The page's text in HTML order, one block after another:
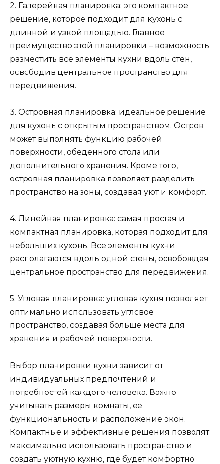
2. Галерейная планировка: это компактное
решение, которое подходит для кухонь с
длинной и узкой площадью. Главное
преимущество этой планировки – возможность
разместить все элементы кухни вдоль стен,
освободив центральное пространство для
передвижения.
3. Островная планировка: идеальное решение
для кухонь с открытым пространством. Остров
может выполнять функцию рабочей
поверхности, обеденного стола или
дополнительного хранения. Кроме того,
островная планировка позволяет разделить
пространство на зоны, создавая уют и комфорт.
4. Линейная планировка: самая простая и
компактная планировка, которая подходит для
небольших кухонь. Все элементы кухни
располагаются вдоль одной стены, освобождая
центральное пространство для передвижения.
5. Угловая планировка: угловая кухня позволяет
оптимально использовать угловое
пространство, создавая больше места для
хранения и рабочей поверхности.
Выбор планировки кухни зависит от
индивидуальных предпочтений и
потребностей каждого человека. Важно
учитывать размеры комнаты, ее
функциональность и расположение окон.
Компактные и эффективные решения позволят
максимально использовать пространство и
создать уютную кухню, где будет комфортно